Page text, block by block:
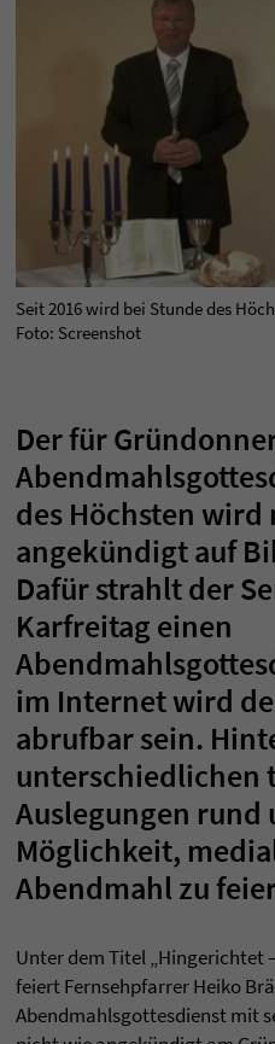
Seit 2016 wird bei Stunde des
Foto: Screenshot
Der für
des Höchsten wird
angekündigt auf
Dafür strahlt der
Karfreitag einen
im Internet wird
abrufbar sein.
unterschiedlichen
Auslegungen rund
Möglichkeit,
Abendmahl zu
Unter dem Titel „Hingerichtet
feiert Fernsehpfarrer Heiko
Abendmahlsgottesdienst mit